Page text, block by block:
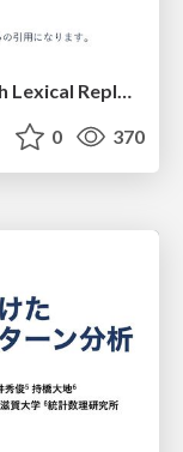
Analyzing Semantic Change through Lexical Replacements
0 370